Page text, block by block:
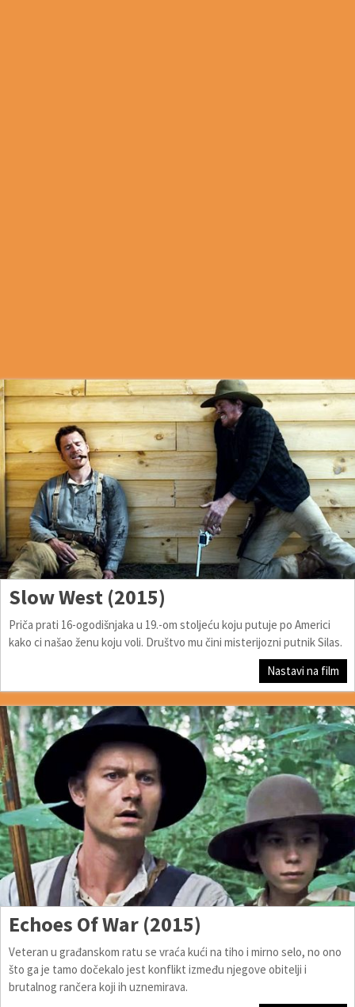
Slow West (2015)
Priča prati 16-ogodišnjaka u 19.-om stoljeću koju putuje po Americi
kako ci našao ženu koju voli. Društvo mu čini misterijozni putnik Silas.
Nastavi na film
Echoes Of War (2015)
Veteran u građanskom ratu se vraća kući na tiho i mirno selo, no ono
što ga je tamo dočekalo jest konflikt između njegove obitelji i
brutalnog rančera koji ih uznemirava.